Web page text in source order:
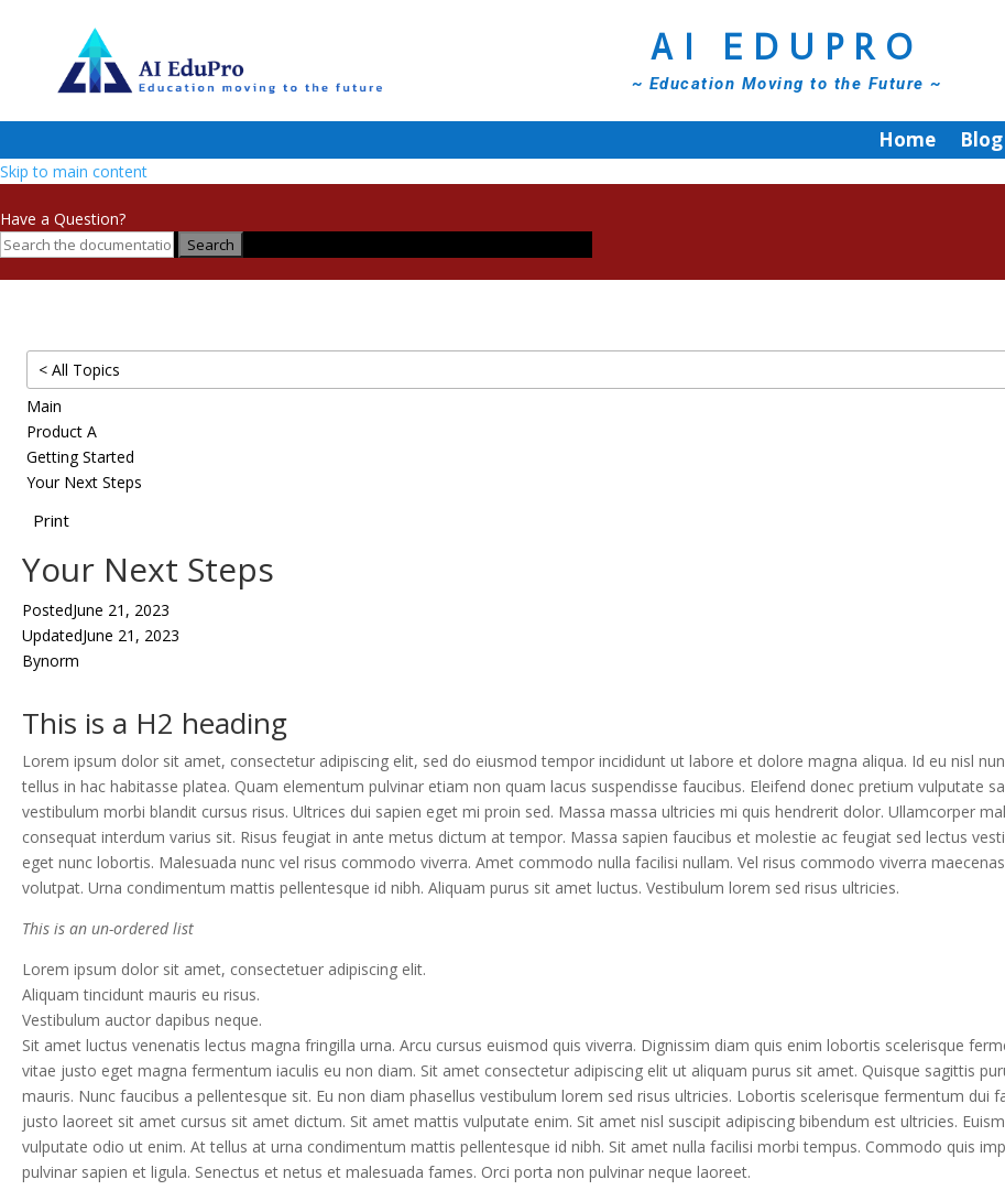
AI EDUPRO
~ Education Moving to the Future ~
Home Blog
Skip to main content
Have a Question?
Search
< All Topics
Main
Product A
Getting Started
Your Next Steps
Print
Your Next Steps
PostedJune 21, 2023
UpdatedJune 21, 2023
Bynorm
This is a H2 heading
Lorem ipsum dolor sit amet, consectetur adipiscing elit, sed do eiusmod tempor incididunt ut labore et dolore magna aliqua. Id eu nisl
tellus in hac habitasse platea. Quam elementum pulvinar etiam non quam lacus suspendisse faucibus. Eleifend donec pretium vulputate
vestibulum morbi blandit cursus risus. Ultrices dui sapien eget mi proin sed. Massa massa ultricies mi quis hendrerit dolor. Ullamcorper
consequat interdum varius sit. Risus feugiat in ante metus dictum at tempor. Massa sapien faucibus et molestie ac feugiat sed lectus
eget nunc lobortis. Malesuada nunc vel risus commodo viverra. Amet commodo nulla facilisi nullam. Vel risus commodo viverra
volutpat. Urna condimentum mattis pellentesque id nibh. Aliquam purus sit amet luctus. Vestibulum lorem sed risus ultricies.
This is an un-ordered list
Lorem ipsum dolor sit amet, consectetuer adipiscing elit.
Aliquam tincidunt mauris eu risus.
Vestibulum auctor dapibus neque.
Sit amet luctus venenatis lectus magna fringilla urna. Arcu cursus euismod quis viverra. Dignissim diam quis enim lobortis scelerisque
vitae justo eget magna fermentum iaculis eu non diam. Sit amet consectetur adipiscing elit ut aliquam purus sit amet. Quisque sagittis
mauris. Nunc faucibus a pellentesque sit. Eu non diam phasellus vestibulum lorem sed risus ultricies. Lobortis scelerisque fermentum dui
justo laoreet sit amet cursus sit amet dictum. Sit amet mattis vulputate enim. Sit amet nisl suscipit adipiscing bibendum est ultricies.
vulputate odio ut enim. At tellus at urna condimentum mattis pellentesque id nibh. Sit amet nulla facilisi morbi tempus. Commodo quis
pulvinar sapien et ligula. Senectus et netus et malesuada fames. Orci porta non pulvinar neque laoreet.